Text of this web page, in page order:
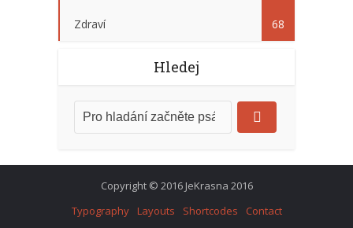
Zdraví 68
Hledej
Copyright © 2016 JeKrasna 2016
Typography
Layouts Shortcodes Contact